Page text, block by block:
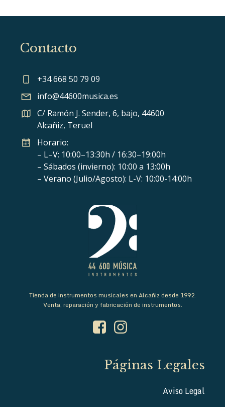
Contacto
+34 668 50 79 09
info@44600musica.es
C/ Ramón J. Sender, 6, bajo, 44600
Alcañiz, Teruel
Horario:
– L–V: 10:00–13:30h / 16:30–19:00h
– Sábados (invierno): 10:00 a 13:00h
– Verano (Julio/Agosto): L-V: 10:00-14:00h
Tienda de instrumentos musicales en Alcañiz desde 1992.
Venta, reparación y fabricación de instrumentos.
Páginas Legales
Aviso Legal